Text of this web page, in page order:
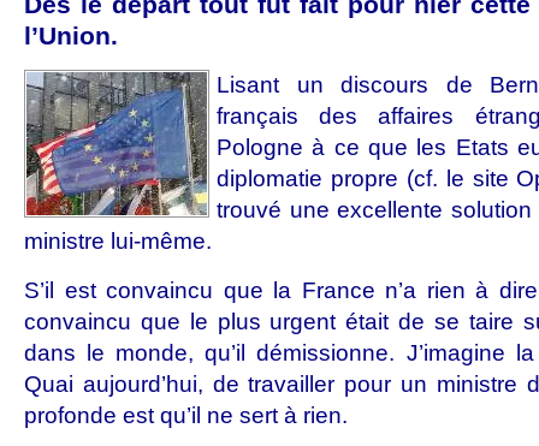
l’Union.
Lisant un discours de
français des affaires
Pologne à ce que les Etats
diplomatie propre (cf. le site
trouvé une excellente
ministre lui-même.
S’il est convaincu que la France n’a rien à
convaincu que le plus urgent était de se taire
dans le monde, qu’il démissionne. J’imagine
Quai aujourd’hui, de travailler pour un ministre
profonde est qu’il ne sert à rien.